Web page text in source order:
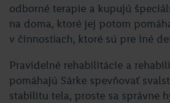
odborné terapie a kupujú
na doma, ktoré jej potom
v činnostiach, ktoré sú pre iné
Pravidelné rehabilitácie a
pomáhajú Sárke spevňovať
stabilitu tela, proste sa správne